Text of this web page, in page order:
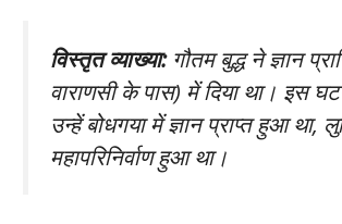
विस्तृत व्याख्या:गौतम बुद्ध ने ज्ञान
वाराणसी के पास) में दिया था। इस
उन्हें बोधगया में ज्ञान प्राप्त हुआ
महापरिनिर्वाण हुआ था।